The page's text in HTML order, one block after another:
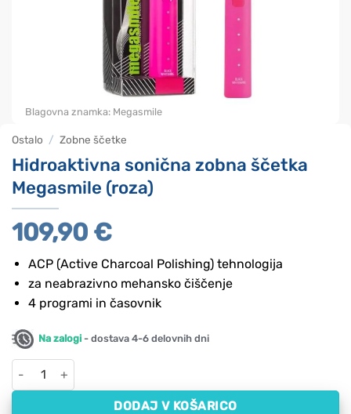
Ostalo / Zobne ščetke
Hidroaktivna sonična zobna ščetka
Megasmile (roza)
109,90 €
ACP (Active Charcoal Polishing) tehnologija
za neabrazivno mehansko čiščenje
4 programi in časovnik
Na zalogi - dostava 4-6 delovnih dni
Hidroaktivna sonična zobna ščetka Megasmile (roza) količina
DODAJ V KOŠARICO
Blagovna znamka: Megasmile